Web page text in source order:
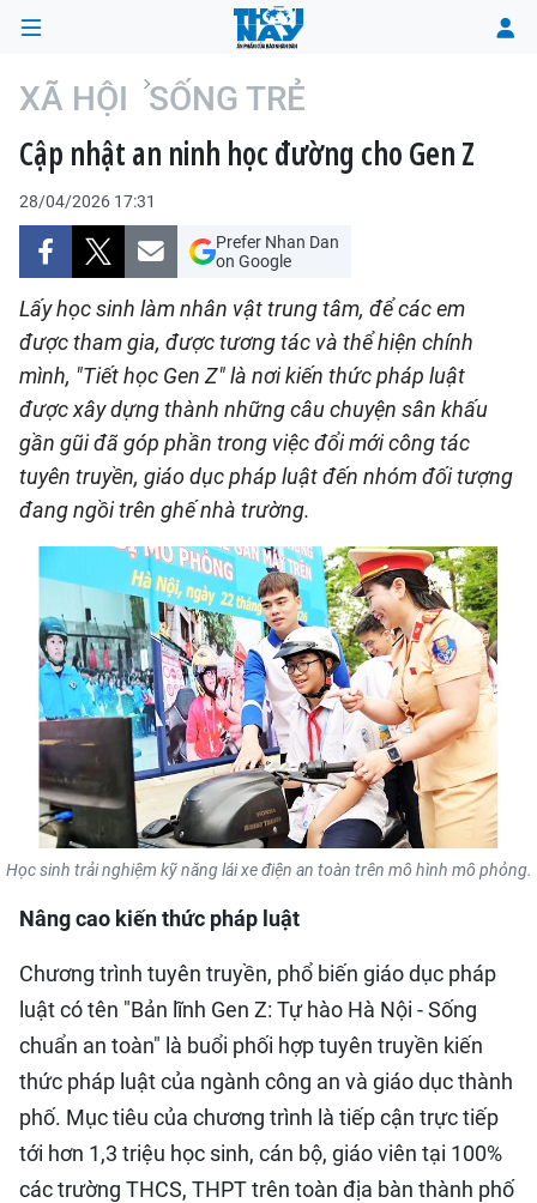
TRANG CHỦ
THỜI SỰ
CHÍNH TRỊ
XÃ HỘI
KINH TẾ
ĐÔ THỊ
VĂN HÓA - VĂN NGHỆ
THỂ THAO
DU LỊCH
HỒ SƠ - TƯ LIỆU
NHÂN DÂN ĐIỆN TỬ
NHÂN DÂN HẰNG THÁNG
NHÂN DÂN CUỐI TUẦN
XÃ HỘI SỐNG TRẺ
Cập nhật an ninh học đường cho Gen Z
28/04/2026 17:31
Prefer Nhan Dan
on Google
Lấy học sinh làm nhân vật trung tâm, để các em
được tham gia, được tương tác và thể hiện chính
mình, "Tiết học Gen Z" là nơi kiến thức pháp luật
được xây dựng thành những câu chuyện sân khấu
gần gũi đã góp phần trong việc đổi mới công tác
tuyên truyền, giáo dục pháp luật đến nhóm đối tượng
đang ngồi trên ghế nhà trường.
Học sinh trải nghiệm kỹ năng lái xe điện an toàn trên mô hình mô phỏng.
Nâng cao kiến thức pháp luật
Chương trình tuyên truyền, phổ biến giáo dục pháp
luật có tên "Bản lĩnh Gen Z: Tự hào Hà Nội - Sống
chuẩn an toàn" là buổi phối hợp tuyên truyền kiến
thức pháp luật của ngành công an và giáo dục thành
phố. Mục tiêu của chương trình là tiếp cận trực tiếp
tới hơn 1,3 triệu học sinh, cán bộ, giáo viên tại 100%
các trường THCS, THPT trên toàn địa bàn thành phố